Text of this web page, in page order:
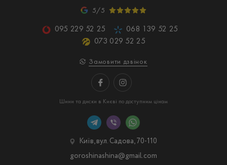
5/5
095 229 52 25
068 139 52 25
073 029 52 25
Замовити дзвінок
Шини та диски в Києві по доступним цінам
Київ, вул. Садова, 70-110
goroshinashina@gmail.com